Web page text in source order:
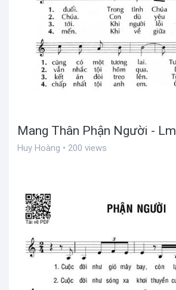
Mang Thân Phận Người - Lm
Huy Hoàng • 200 views